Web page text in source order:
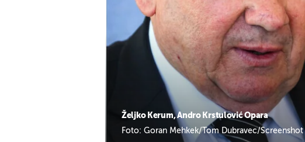
Željko Kerum, Andro Krstulović Opara
Foto: Goran Mehkek/Tom Dubravec/Screenshot